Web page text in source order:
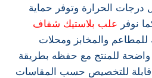
درجات الحرارة وتوفر حماية
نوفر علب بلاستيك شفاف
للمطاعم والمخابز ومحلات
واضحة للمنتج مع حفظه بطريقة
قابلة للتخصيص حسب المقاسات